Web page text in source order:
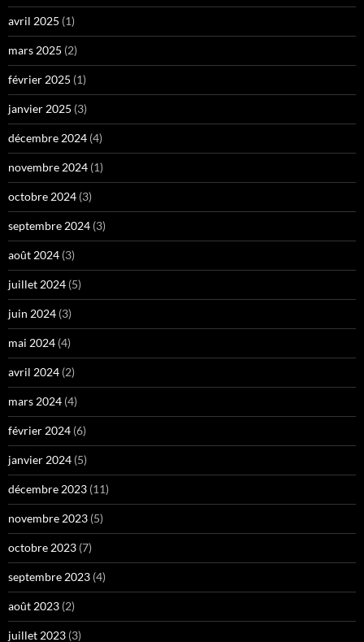
avril 2025 (1)
mars 2025 (2)
février 2025 (1)
janvier 2025 (3)
décembre 2024 (4)
novembre 2024 (1)
octobre 2024 (3)
septembre 2024 (3)
août 2024 (3)
juillet 2024 (5)
juin 2024 (3)
mai 2024 (4)
avril 2024 (2)
mars 2024 (4)
février 2024 (6)
janvier 2024 (5)
décembre 2023 (11)
novembre 2023 (5)
octobre 2023 (7)
septembre 2023 (4)
août 2023 (2)
juillet 2023 (3)